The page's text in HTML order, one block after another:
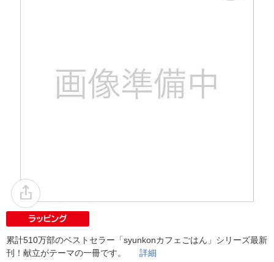
累計510万部のベストセラー「syunkonカフェごはん」シリーズ最新
刊！献立がテーマの一冊です。 詳細